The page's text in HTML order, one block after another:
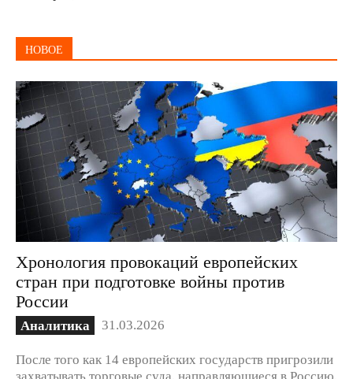
НОВОЕ
Хронология провокаций европейских
стран при подготовке войны против
России
Аналитика 31.03.2026
После того как 14 европейских государств пригрозили
захватывать торговые суда, направляющиеся в Россию,